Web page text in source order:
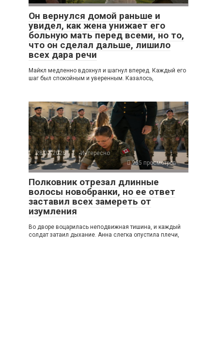
Он вернулся домой раньше и
увидел, как жена унижает его
больную мать перед всеми, но то,
что он сделал дальше, лишило
всех дара речи
Майкл медленно вдохнул и шагнул вперед. Каждый его
шаг был спокойным и уверенным. Казалось,
28.07.2026
Интересно
965 просмотров
Полковник отрезал длинные
волосы новобранки, но ее ответ
заставил всех замереть от
изумления
Во дворе воцарилась неподвижная тишина, и каждый
солдат затаил дыхание. Анна слегка опустила плечи,